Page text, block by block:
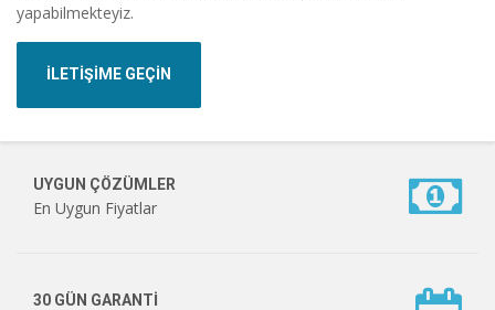
yapabilmekteyiz.
İLETİŞİME GEÇİN
UYGUN ÇÖZÜMLER
En Uygun Fiyatlar
30 GÜN GARANTİ